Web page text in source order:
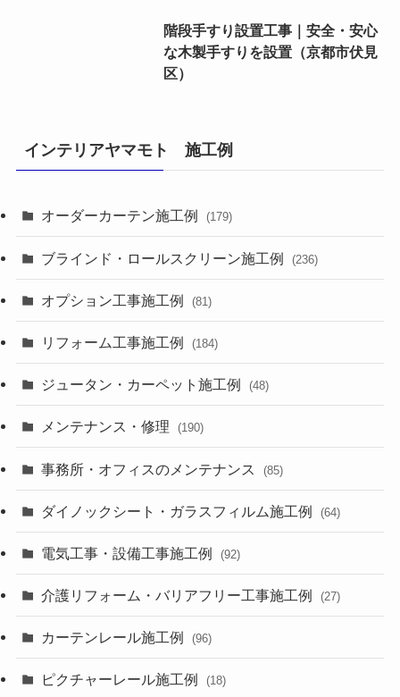
階段手すり設置工事｜安全・安心
な木製手すりを設置（京都市伏見
区）
インテリアヤマモト 施工例
オーダーカーテン施工例 (179)
ブラインド・ロールスクリーン施工例 (236)
オプション工事施工例 (81)
リフォーム工事施工例 (184)
ジュータン・カーペット施工例 (48)
メンテナンス・修理 (190)
事務所・オフィスのメンテナンス (85)
ダイノックシート・ガラスフィルム施工例 (64)
電気工事・設備工事施工例 (92)
介護リフォーム・バリアフリー工事施工例 (27)
カーテンレール施工例 (96)
ピクチャーレール施工例 (18)